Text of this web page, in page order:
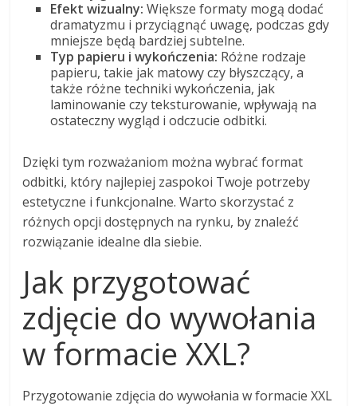
Efekt wizualny: Większe formaty mogą dodać
dramatyzmu i przyciągnąć uwagę, podczas gdy
mniejsze będą bardziej subtelne.
Typ papieru i wykończenia: Różne rodzaje
papieru, takie jak matowy czy błyszczący, a
także różne techniki wykończenia, jak
laminowanie czy teksturowanie, wpływają na
ostateczny wygląd i odczucie odbitki.
Dzięki tym rozważaniom można wybrać format
odbitki, który najlepiej zaspokoi Twoje potrzeby
estetyczne i funkcjonalne. Warto skorzystać z
różnych opcji dostępnych na rynku, by znaleźć
rozwiązanie idealne dla siebie.
Jak przygotować
zdjęcie do wywołania
w formacie XXL?
Przygotowanie zdjęcia do wywołania w formacie XXL